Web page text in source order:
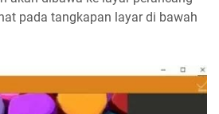
pada tangkapan layar di bawah